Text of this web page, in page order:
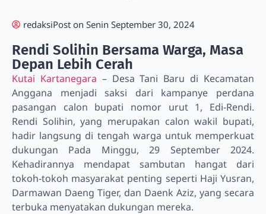
redaksiPost on Senin September 30, 2024
Rendi Solihin Bersama Warga, Masa
Depan Lebih Cerah
Kutai Kartanegara – Desa Tani Baru di Kecamatan
Anggana menjadi saksi dari kampanye perdana
pasangan calon bupati nomor urut 1, Edi-Rendi.
Rendi Solihin, yang merupakan calon wakil bupati,
hadir langsung di tengah warga untuk memperkuat
dukungan Pada Minggu, 29 September 2024.
Kehadirannya mendapat sambutan hangat dari
tokoh-tokoh masyarakat penting seperti Haji Yusran,
Darmawan Daeng Tiger, dan Daenk Aziz, yang secara
terbuka menyatakan dukungan mereka.